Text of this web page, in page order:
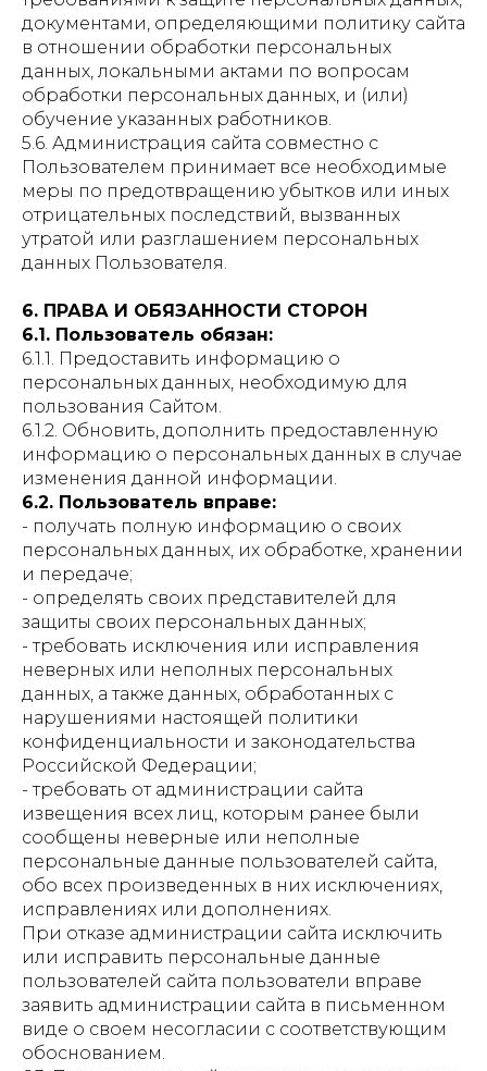
документами, определяющими политику сайта
в отношении обработки персональных
данных, локальными актами по вопросам
обработки персональных данных, и (или)
обучение указанных работников.
5.6. Администрация сайта совместно с
Пользователем принимает все необходимые
меры по предотвращению убытков или иных
отрицательных последствий, вызванных
утратой или разглашением персональных
данных Пользователя.
6. ПРАВА И ОБЯЗАННОСТИ СТОРОН
6.1. Пользователь обязан:
6.1.1. Предоставить информацию о
персональных данных, необходимую для
пользования Сайтом.
6.1.2. Обновить, дополнить предоставленную
информацию о персональных данных в случае
изменения данной информации.
6.2. Пользователь вправе:
- получать полную информацию о своих
персональных данных, их обработке, хранении
и передаче;
- определять своих представителей для
защиты своих персональных данных;
- требовать исключения или исправления
неверных или неполных персональных
данных, а также данных, обработанных с
нарушениями настоящей политики
конфиденциальности и законодательства
Российской Федерации;
- требовать от администрации сайта
извещения всех лиц, которым ранее были
сообщены неверные или неполные
персональные данные пользователей сайта,
обо всех произведенных в них исключениях,
исправлениях или дополнениях.
При отказе администрации сайта исключить
или исправить персональные данные
пользователей сайта пользователи вправе
заявить администрации сайта в письменном
виде о своем несогласии с соответствующим
обоснованием.